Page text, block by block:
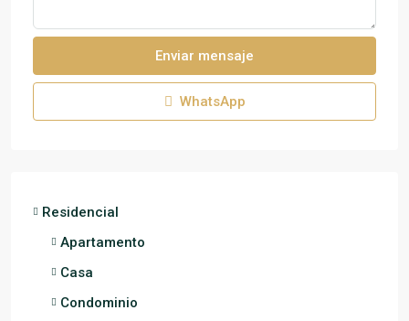
Enviar mensaje
WhatsApp
Residencial
Apartamento
Casa
Condominio